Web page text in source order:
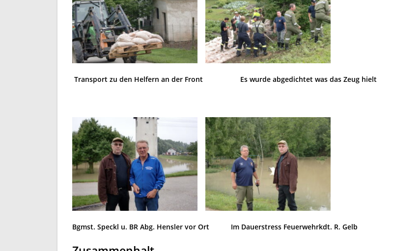
Transport zu den Helfern an der Front Es wurde abgedichtet was das Zeug hielt
Bgmst. Speckl u. BR Abg. Hensler vor Ort Im Dauerstress Feuerwehrkdt. R. Gelb